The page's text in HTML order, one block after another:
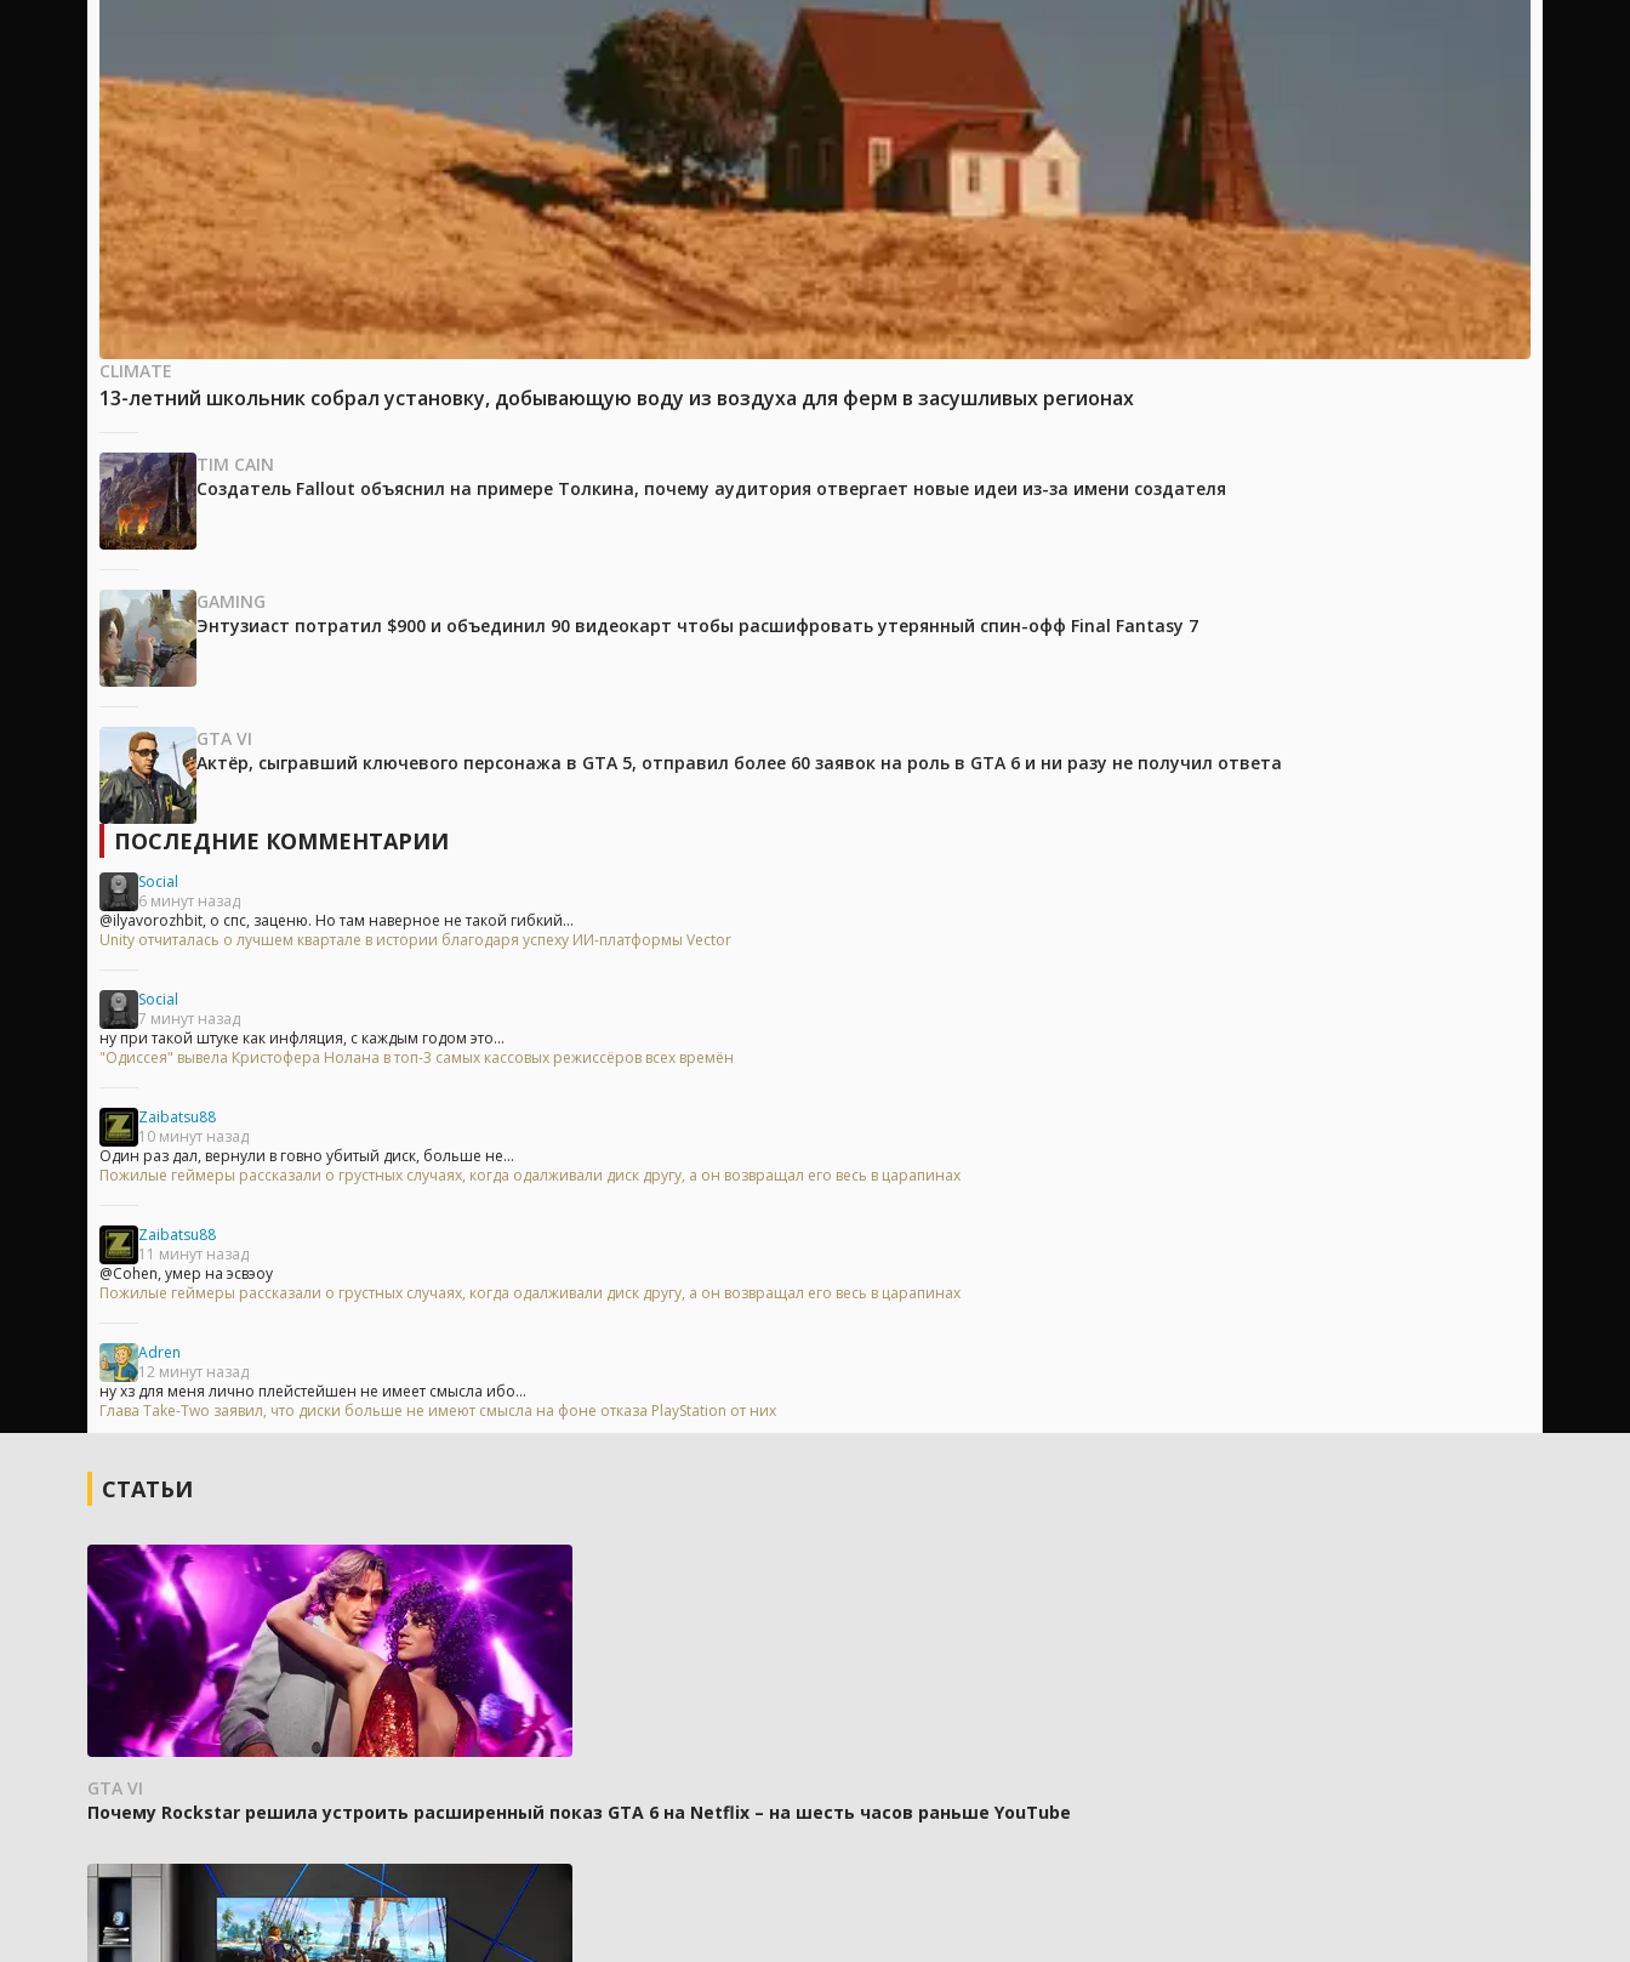
CLIMATE
13-летний школьник собрал установку, добывающую воду из воздуха для ферм в засушливых регионах
TIM CAIN
Создатель Fallout объяснил на примере Толкина, почему аудитория отвергает новые идеи из-за имени создателя
GAMING
Энтузиаст потратил $900 и объединил 90 видеокарт чтобы расшифровать утерянный спин-офф Final Fantasy 7
GTA VI
Актёр, сыгравший ключевого персонажа в GTA 5, отправил более 60 заявок на роль в GTA 6 и ни разу не получил ответа
ПОСЛЕДНИЕ КОММЕНТАРИИ
Social
6 минут назад
@ilyavorozhbit, о спс, заценю. Но там наверное не такой гибкий...
Unity отчиталась о лучшем квартале в истории благодаря успеху ИИ-платформы Vector
Social
7 минут назад
ну при такой штуке как инфляция, с каждым годом это...
"Одиссея" вывела Кристофера Нолана в топ-3 самых кассовых режиссёров всех времён
Zaibatsu88
10 минут назад
Один раз дал, вернули в говно убитый диск, больше не...
Пожилые геймеры рассказали о грустных случаях, когда одалживали диск другу, а он возвращал его весь в царапинах
Zaibatsu88
11 минут назад
@Cohen, умер на эсвэоу
Пожилые геймеры рассказали о грустных случаях, когда одалживали диск другу, а он возвращал его весь в царапинах
Adren
12 минут назад
ну хз для меня лично плейстейшен не имеет смысла ибо...
Глава Take-Two заявил, что диски больше не имеют смысла на фоне отказа PlayStation от них
СТАТЬИ
GTA VI
Почему Rockstar решила устроить расширенный показ GTA 6 на Netflix – на шесть часов раньше YouTube